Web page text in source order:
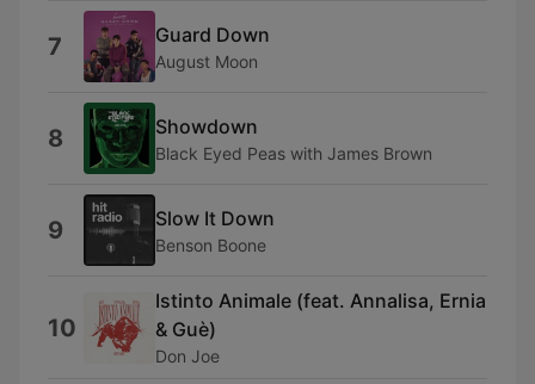
7 Guard Down
August Moon
8 Showdown
Black Eyed Peas with James Brown
9 Slow It Down
Benson Boone
10
Istinto Animale (feat. Annalisa, Ernia
& Guè)
Don Joe